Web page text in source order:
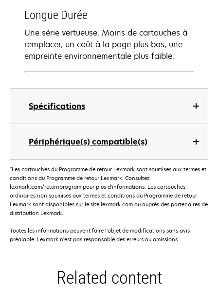
Spécifications
Périphérique(s) compatible(s)
Longue Durée
Une série vertueuse. Moins de cartouches à
remplacer, un coût à la page plus bas, une
empreinte environnementale plus faible.
†Les cartouches du Programme de retour Lexmark sont soumises aux termes et
conditions du Programme de retour Lexmark. Consultez
lexmark.com/returnprogram pour plus d'informations. Les cartouches
ordinaires non soumises aux termes et conditions du Programme de retour
Lexmark sont disponibles sur le site lexmark.com ou auprès des partenaires de
distribution Lexmark.
Toutes les informations peuvent faire l'objet de modifications sans avis
préalable. Lexmark n'est pas responsable des erreurs ou omissions.
Related content